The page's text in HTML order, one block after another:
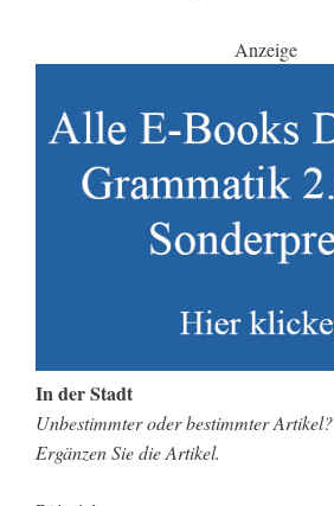
Anzeige
In der Stadt
Unbestimmter oder bestimmter Artikel?
Ergänzen Sie die Artikel.